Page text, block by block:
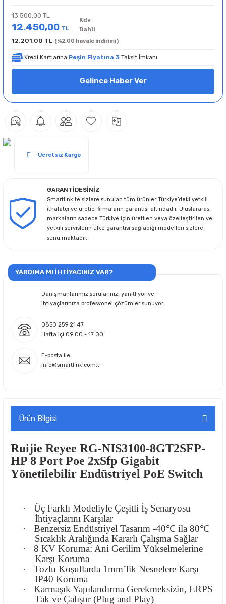
13.500,00 TL
12.450,00 TL
Kdv
Dahil
12.201,00 TL (%2,00 havale indirimi)
Kredi Kartlarına Peşin Fiyatına 3 Taksit İmkanı
Gelince Haber Ver
Ücretsiz Kargo
GARANTİDESİNİZ
Smartlink’te sizlere sunulan tüm ürünler Türkiye’deki yetkili
ithalatçı ve üretici firmaların garantisi altındadır, Uluslararası
markaların sadece Türkiye için üretilen veya özelleştirilen ve
yetkili servislerin ülke garantisi sağladığı modelleri sizlere
sunulmaktadır.
YARDIMA MI İHTİYACINIZ VAR?
Danışmanlarımız sorularınızı yanıtlıyor ve
ihtiyaçlarınıza profesyonel çözümler sunuyor.
0850 259 21 47
Hafta içi 09:00 - 17:00
E-posta ile
info@smartlink.com.tr
Ürün Bilgisi
Ruijie Reyee RG-NIS3100-8GT2SFP-
HP 8 Port Poe 2xSfp Gigabit
Yönetilebilir Endüstriyel PoE Switch
·
Üç Farklı Modeliyle Çeşitli İş Senaryosu
İhtiyaçlarını Karşılar
·
Benzersiz Endüstriyel Tasarım -40℃ ila 80℃
Sıcaklık Aralığında Kararlı Çalışma Sağlar
·
8 KV Koruma: Ani Gerilim Yükselmelerine
Karşı Koruma
·
Tozlu Koşullarda 1mm’lik Nesnelere Karşı
IP40 Koruma
·
Karmaşık Yapılandırma Gerekmeksizin, ERPS
Tak ve Çalıştır (Plug and Play)